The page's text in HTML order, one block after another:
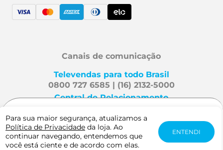
Para sua maior segurança, atualizamos a
Política de Privacidade da loja. Ao
continuar navegando, entendemos que
você está ciente e de acordo com elas.
ENTENDI
- +
R$ 112,29
ou
56,15sem juros
Canais de comunicação
Televendas para todo Brasil
0800 727 6585 | (16) 2132-5000
Central de Relacionamento
Mafra Especialidades é uma